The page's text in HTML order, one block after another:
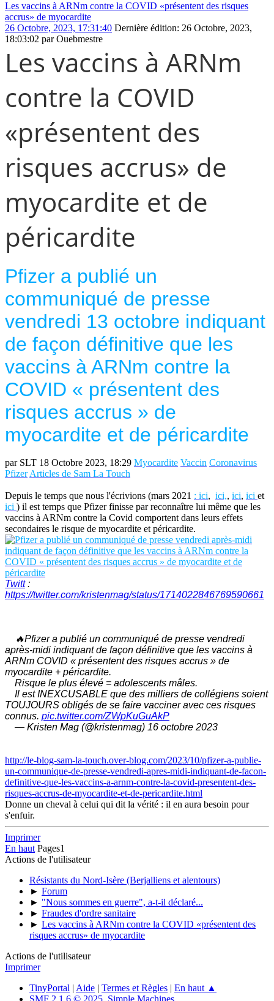
Les vaccins à ARNm contre la COVID «présentent des risques
accrus» de myocardite
26 Octobre, 2023, 17:31:40 Dernière édition: 26 Octobre, 2023,
18:03:02 par Ouebmestre
Les vaccins à ARNm
contre la COVID
«présentent des
risques accrus» de
myocardite et de
péricardite
Pfizer a publié un
communiqué de presse
vendredi 13 octobre indiquant
de façon définitive que les
vaccins à ARNm contre la
COVID « présentent des
risques accrus » de
myocardite et de péricardite
par SLT 18 Octobre 2023, 18:29 Myocardite Vaccin Coronavirus
Pfizer Articles de Sam La Touch
Depuis le temps que nous l'écrivions (mars 2021 : ici, ici,, ici, ici et
ici ) il est temps que Pfizer finisse par reconnaître lui même que les
vaccins à ARNm contre la Covid comportent dans leurs effets
secondaires le risque de myocardite et péricardite.
Twitt:
https://twitter.com/kristenmag/status/1714022846769590661
🔥Pfizer a publié un communiqué de presse vendredi
après-midi indiquant de façon définitive que les vaccins à
ARNm COVID « présentent des risques accrus » de
myocardite + péricardite.
Risque le plus élevé = adolescents mâles.
Il est INEXCUSABLE que des milliers de collégiens soient
TOUJOURS obligés de se faire vacciner avec ces risques
connus. pic.twitter.com/ZWpKuGuAkP
— Kristen Mag (@kristenmag) 16 octobre 2023
http://le-blog-sam-la-touch.over-blog.com/2023/10/pfizer-a-publie-
un-communique-de-presse-vendredi-apres-midi-indiquant-de-facon-
definitive-que-les-vaccins-a-arnm-contre-la-covid-presentent-des-
risques-accrus-de-myocardite-et-de-pericardite.html
Donne un cheval à celui qui dit la vérité : il en aura besoin pour
s'enfuir.
Imprimer
En haut Pages1
Actions de l'utilisateur
Résistants du Nord-Isère (Berjalliens et alentours)
► Forum
► "Nous sommes en guerre", a-t-il déclaré...
► Fraudes d'ordre sanitaire
► Les vaccins à ARNm contre la COVID «présentent des
risques accrus» de myocardite
Actions de l'utilisateur
Imprimer
TinyPortal | Aide | Termes et Règles | En haut ▲
SMF 2.1.6 © 2025 Simple Machines